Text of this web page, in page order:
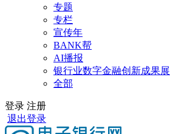
专题
专栏
宣传年
BANK帮
AI播报
银行业数字金融创新成果展
全部
登录 注册
退出登录